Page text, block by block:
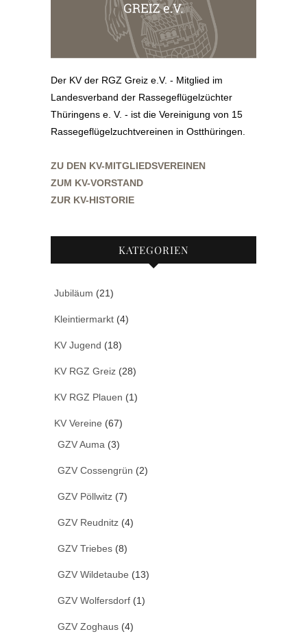
Der KV der RGZ Greiz e.V. - Mitglied im
Landesverband der Rassegeflügelzüchter
Thüringens e. V. - ist die Vereinigung von 15
Rassegeflügelzuchtvereinen in Ostthüringen.
ZU DEN KV-MITGLIEDSVEREINEN
ZUM KV-VORSTAND
ZUR KV-HISTORIE
KATEGORIEN
Jubiläum (21)
Kleintiermarkt (4)
KV Jugend (18)
KV RGZ Greiz (28)
KV RGZ Plauen (1)
KV Vereine (67)
GZV Auma (3)
GZV Cossengrün (2)
GZV Pöllwitz (7)
GZV Reudnitz (4)
GZV Triebes (8)
GZV Wildetaube (13)
GZV Wolfersdorf (1)
GZV Zoghaus (4)